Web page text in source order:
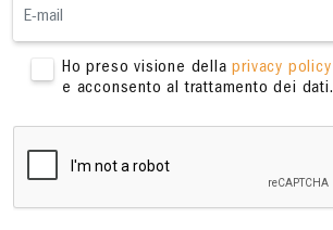
Ho preso visione dellaprivacy policy
e acconsento al trattamento dei dati.